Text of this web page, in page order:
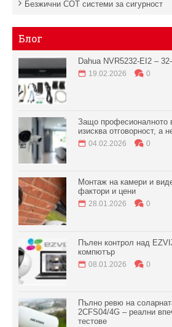
Безжични СОТ системи за сигурност
Блог
Dahua NVR5232-EI2 –
19.02.2026 0
Защо професионалното
изисква отговорност, а
04.02.2026 0
Монтаж на камери и
фактори и цени
28.01.2026 0
Пълен контрол над
компютър
08.01.2026 0
Пълно ревю на
2CFS04/4G – реални
тестове